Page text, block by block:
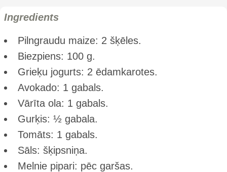
Ingredients
Pilngraudu maize: 2 šķēles.
Biezpiens: 100 g.
Grieķu jogurts: 2 ēdamkarotes.
Avokado: 1 gabals.
Vārīta ola: 1 gabals.
Gurķis: ½ gabala.
Tomāts: 1 gabals.
Sāls: šķipsniņa.
Melnie pipari: pēc garšas.